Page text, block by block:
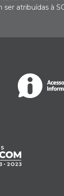
ser atribuídas à